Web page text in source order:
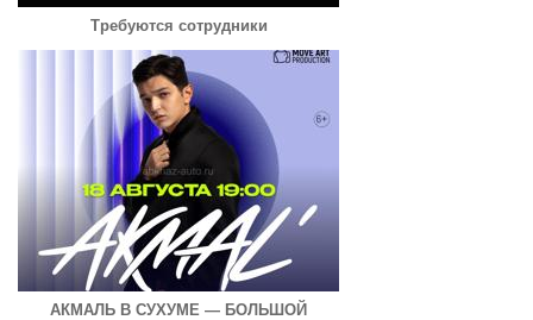
Требуются сотрудники
АКМАЛЬ В СУХУМЕ — БОЛЬШОЙ